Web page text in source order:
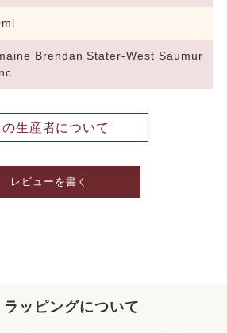
Brendan Stater-West Saumur
の生産者について
レビューを書く
ラッピングについて